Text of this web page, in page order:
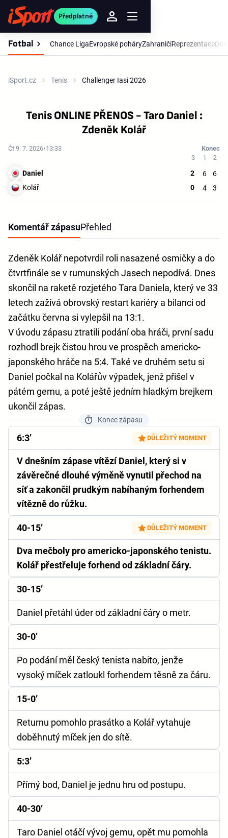
Předplatné
Fotbal Chance LigaEvropské poháryZahraničíReprezentace
iSport.cz Tenis Challenger Iasi 2026
Tenis ONLINE PŘENOS - Taro Daniel :
Zdeněk Kolář
Čt 9. 7. 2026 13:33 Konec
Daniel 2 6
6
Kolář
0 4 3
Komentář zápasuPřehled
Zdeněk Kolář nepotvrdil roli nasazené osmičky a do
čtvrtfinále se v rumunských Jasech nepodívá. Dnes
skončil na raketě rozjetého Tara Daniela, který ve 33
letech zažívá obrovský restart kariéry a bilanci od
začátku června si vylepšil na 13:1.
V úvodu zápasu ztratili podání oba hráči, první sadu
rozhodl brejk čistou hrou ve prospěch americko-
japonského hráče na 5:4. Také ve druhém setu si
Daniel počkal na Kolářův výpadek, jenž přišel v
pátém gemu, a poté ještě jedním hladkým brejkem
ukončil zápas.
Konec zápasu
6:3’ DŮLEŽITÝ MOMENT
V dnešním zápase vítězí Daniel, který si v
závěrečné dlouhé výměně vynutil přechod na
síť a zakončil prudkým nabíhaným forhendem
vítězně do růžku.
40-15’ DŮLEŽITÝ MOMENT
Dva mečboly pro americko-japonského tenistu.
Kolář přestřeluje forhend od základní čáry.
30-15’
Daniel přetáhl úder od základní čáry o metr.
30-0’
Po podání měl český tenista nabito, jenže
vysoký míček zatloukl forhendem těsně za čáru.
15-0’
Returnu pomohlo prasátko a Kolář vytahuje
doběhnutý míček jen do sítě.
5:3’
Přímý bod, Daniel je jednu hru od postupu.
40-30’
Taro Daniel otáčí vývoj gemu, opět mu pomohla